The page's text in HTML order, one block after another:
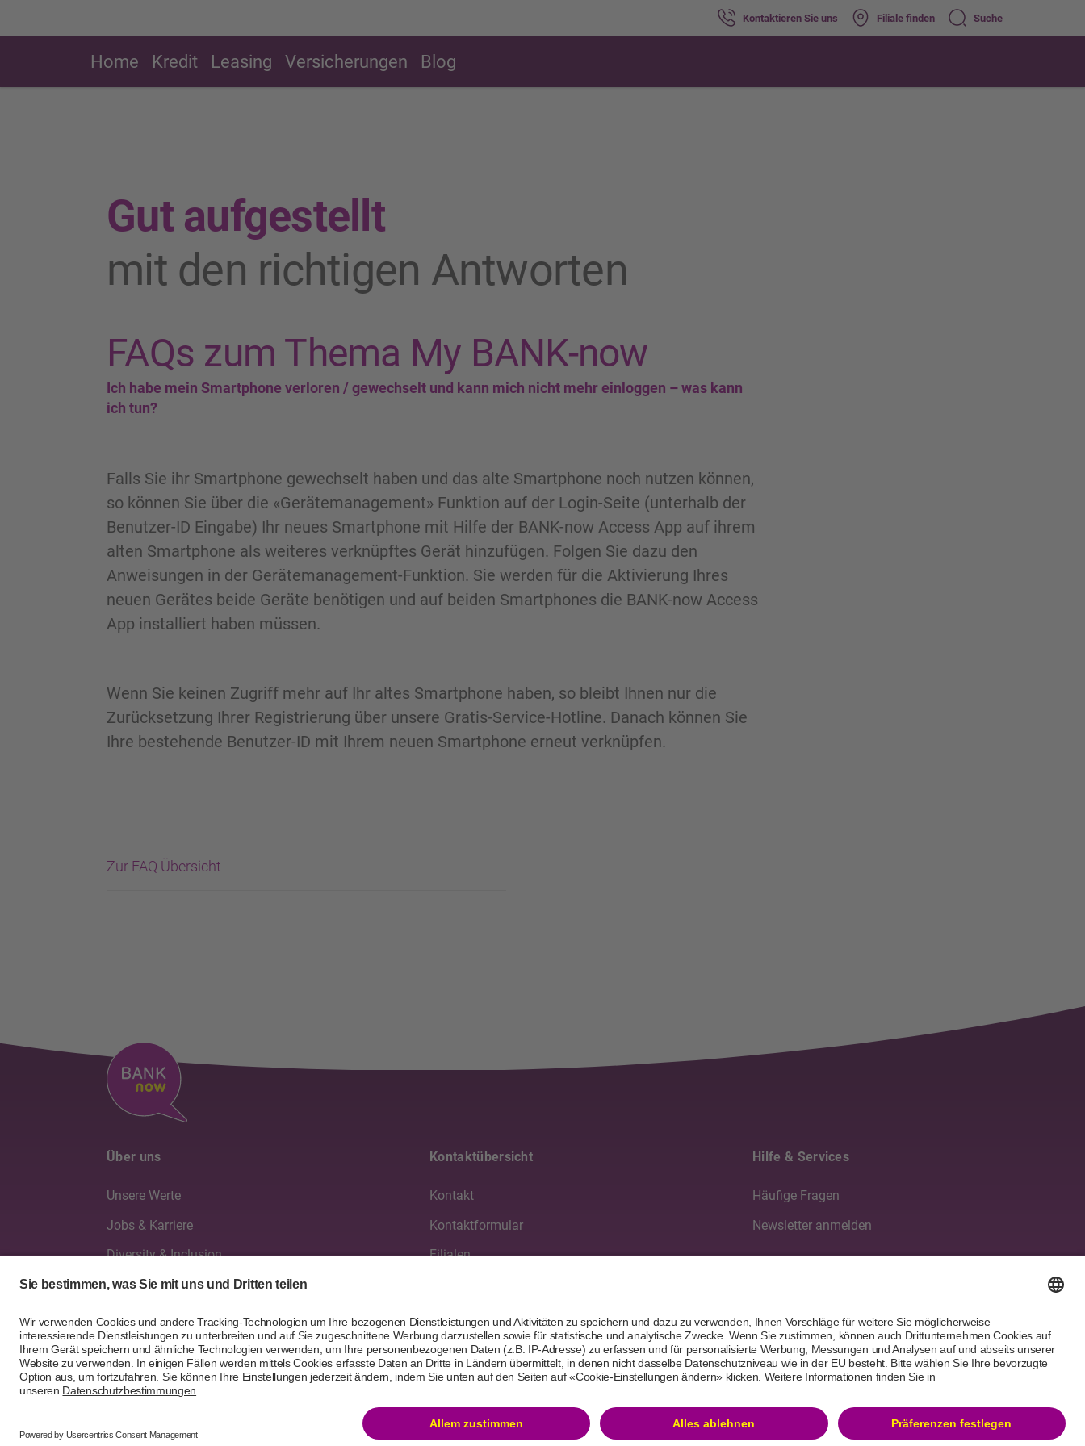
Kontaktieren Sie uns Filiale finden Suche
Home Kredit Leasing Versicherungen Blog
Gut aufgestellt
mit den richtigen Antworten
FAQs zum Thema My BANK-now
Ich habe mein Smartphone verloren / gewechselt und kann mich nicht mehr einloggen – was kann
ich tun?
Falls Sie ihr Smartphone gewechselt haben und das alte Smartphone noch nutzen können,
so können Sie über die «Gerätemanagement» Funktion auf der Login-Seite (unterhalb der
Benutzer-ID Eingabe) Ihr neues Smartphone mit Hilfe der BANK-now Access App auf ihrem
alten Smartphone als weiteres verknüpftes Gerät hinzufügen. Folgen Sie dazu den
Anweisungen in der Gerätemanagement-Funktion. Sie werden für die Aktivierung Ihres
neuen Gerätes beide Geräte benötigen und auf beiden Smartphones die BANK-now Access
App installiert haben müssen.
Wenn Sie keinen Zugriff mehr auf Ihr altes Smartphone haben, so bleibt Ihnen nur die
Zurücksetzung Ihrer Registrierung über unsere Gratis-Service-Hotline. Danach können Sie
Ihre bestehende Benutzer-ID mit Ihrem neuen Smartphone erneut verknüpfen.
Zur FAQ Übersicht
Über uns
Unsere Werte
Jobs & Karriere
Diversity & Inclusion
Verwaltung & Geschäftsleitung
Geschäftsberichte
Kontaktübersicht
Kontakt
Kontaktformular
Filialen
Partner
Hilfe & Services
Häufige Fragen
Newsletter anmelden
© 2026 BANK-now Datenschutzerklärungen & Nutzungsbedingungen Impressum
Folgen Sie uns